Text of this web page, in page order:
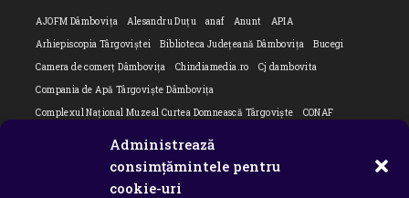
Administrează
consimțămintele pentru
cookie-uri
AJOFM Dâmbovița Alesandru Duțu anaf Anunt
APIA
Arhiepiscopia Târgoviștei
Biblioteca Județeană Dâmbovița
Bucegi
Camera de comerț Dâmbovița
Chindiamedia.ro
Cj dambovita
Compania de Apă Târgoviște Dâmbovița
Complexul Național Muzeal Curtea Domnească Târgoviște
CONAF
Flori Bungete
intreruperi energie electrica
ipj dambovita